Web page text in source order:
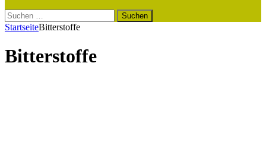
Suchen
nach:
StartseiteBitterstoffe
Bitterstoffe